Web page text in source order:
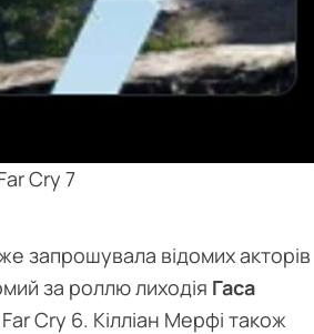
Cry 7
запрошувала відомих акторів
за роллю лиходія Гаса
Far Cry 6. Кілліан Мерфі також